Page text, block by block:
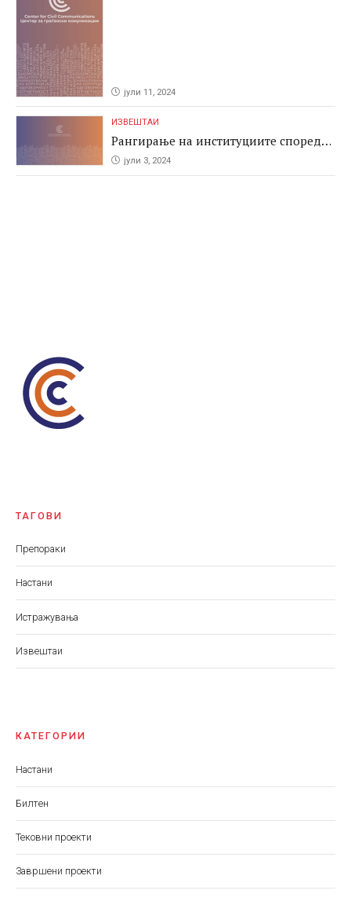
јули 11, 2024
ИЗВЕШТАИ
Рангирање на институциите според
антикорупциските перформаси во
јавните набавки
јули 3, 2024
ТАГОВИ
Препораки
Настани
Истражувања
Извештаи
КАТЕГОРИИ
Настани
Билтен
Тековни проекти
Завршени проекти